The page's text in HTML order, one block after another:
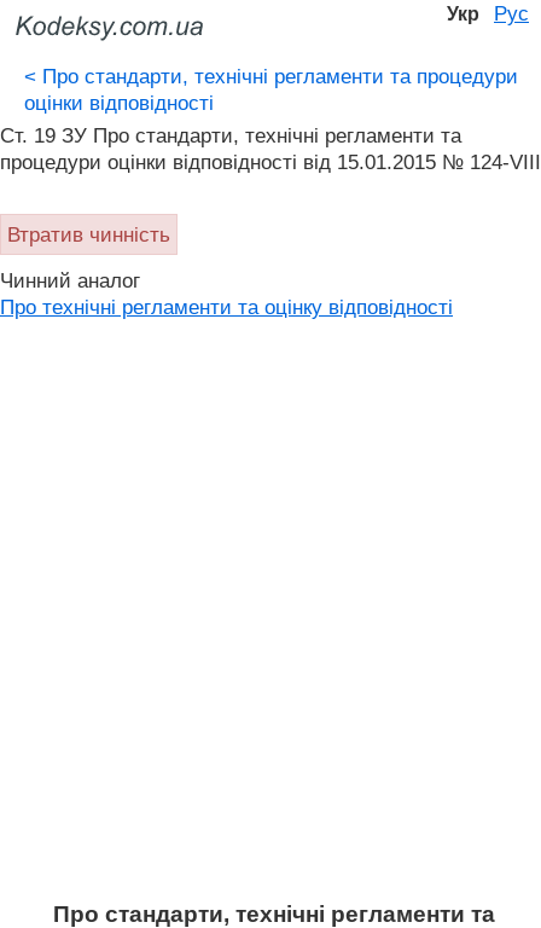
Укр Рус
< Про стандарти, технічні регламенти та процедури
оцінки відповідності
Ст. 19 ЗУ Про стандарти, технічні регламенти та
процедури оцінки відповідності від 15.01.2015 № 124-VIII
Втратив чинність
Чинний аналог
Про технічні регламенти та оцінку відповідності
Про стандарти, технічні регламенти та